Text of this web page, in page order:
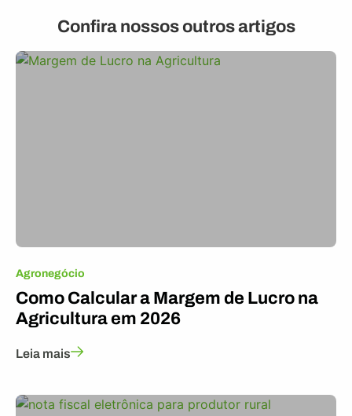
Confira nossos outros artigos
Agronegócio
Como Calcular a Margem de Lucro na
Agricultura em 2026
Leia mais